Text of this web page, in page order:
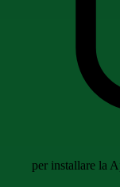
per installare la